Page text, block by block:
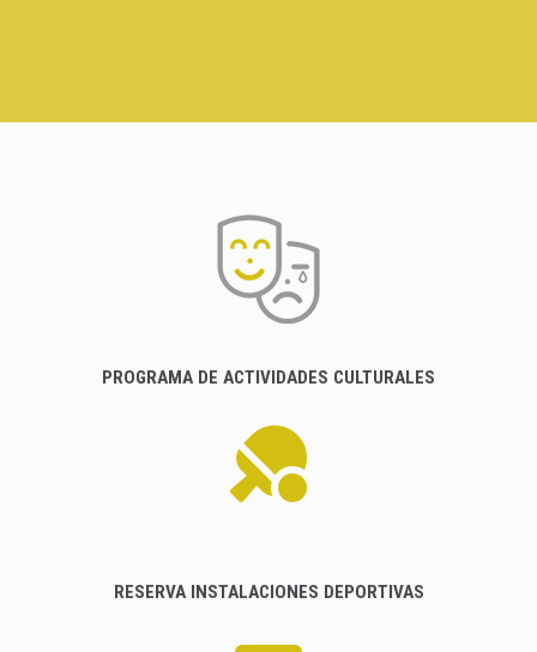
PROGRAMA DE ACTIVIDADES CULTURALES
RESERVA INSTALACIONES DEPORTIVAS